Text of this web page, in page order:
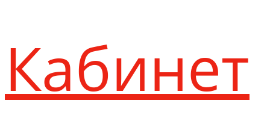
Кабинет